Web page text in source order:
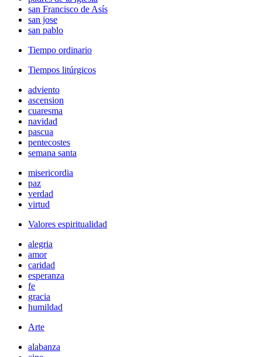
san Francisco de Asís
san jose
san pablo
Tiempo ordinario
Tiempos litúrgicos
adviento
ascension
cuaresma
navidad
pascua
pentecostes
semana santa
misericordia
paz
verdad
virtud
Valores espiritualidad
alegria
amor
caridad
esperanza
fe
gracia
humildad
Arte
alabanza